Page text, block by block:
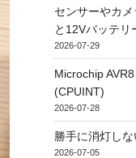
センサーやカ
と12Vバッテリ
2026-07-29
Microchip
(CPUINT)
2026-07-28
勝手に消灯し
2026-07-05